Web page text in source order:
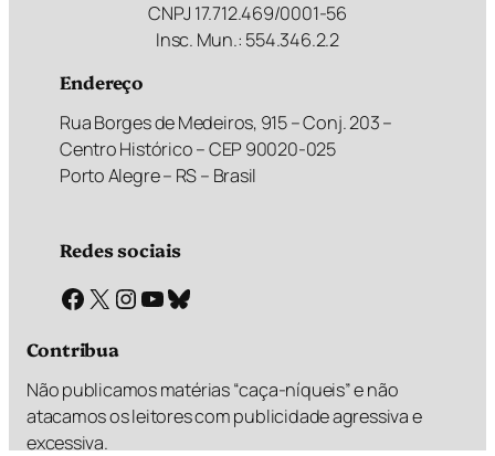
CNPJ 17.712.469/0001-56
Insc. Mun.: 554.346.2.2
Endereço
Rua Borges de Medeiros, 915 – Conj. 203 –
Centro Histórico – CEP 90020-025
Porto Alegre – RS – Brasil
Redes sociais
Facebook X Instagram Youtube Bluesky
Contribua
Não publicamos matérias “caça-níqueis” e não
atacamos os leitores com publicidade agressiva e
excessiva.